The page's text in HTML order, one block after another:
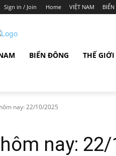
Sign in / Join Home VIỆT NAM
BIỂN ĐÔNG THẾ GIỚI
nay: 22/10/2025
nay: